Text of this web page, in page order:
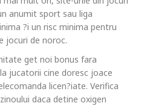
anumit sport sau liga
?i un risc minima pentru
jocuri de noroc.
get noi bonus fara
jucatorii cine doresc joace
licen?iate. Verifica
daca detine oxigen